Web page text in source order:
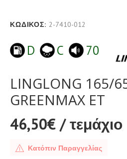
ΚΩΔΙΚΟΣ: 2-7410-012
D C 70
LINGLONG 165/
GREENMAX ET
46,50€ / τεμάχιο
Κατόπιν Παραγγελίας